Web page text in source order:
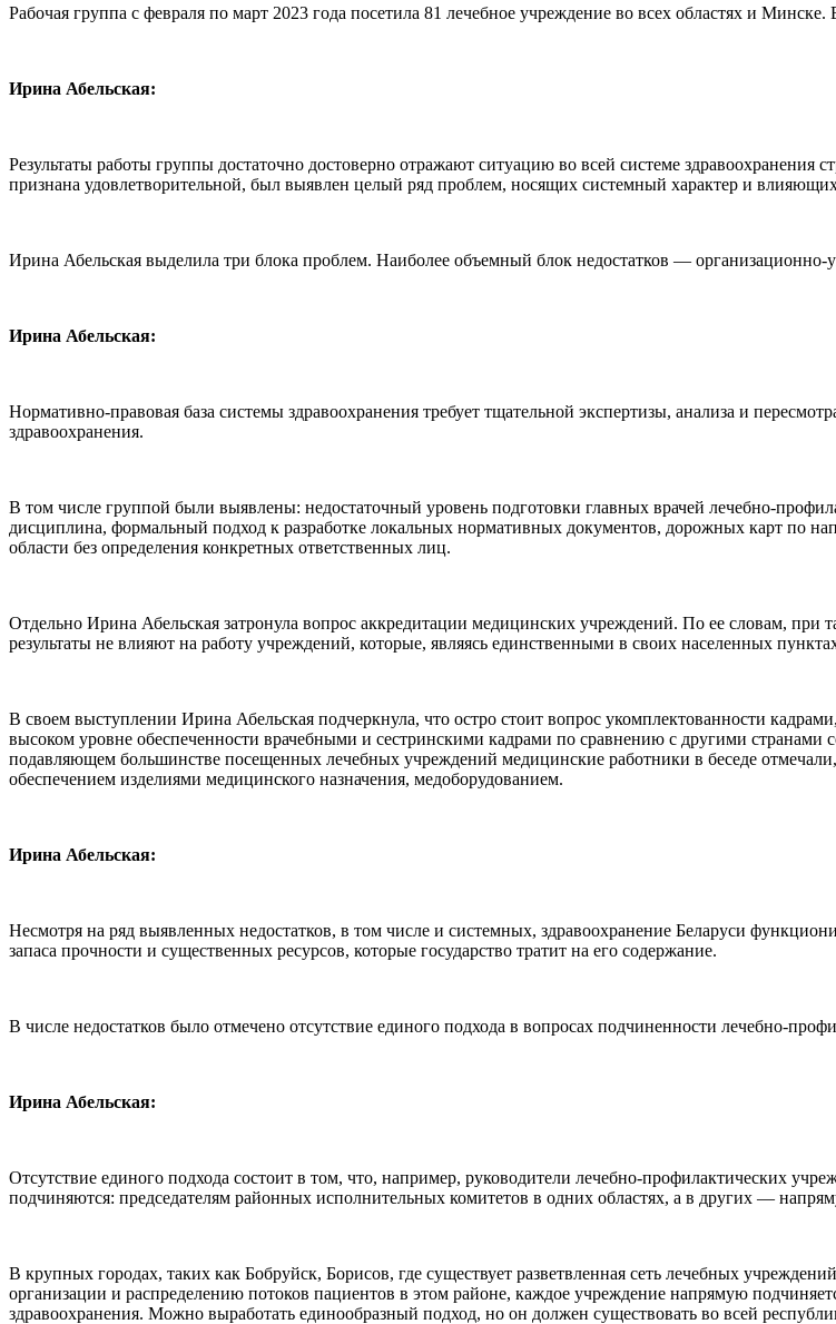
Рабочая группа с февраля по март 2023 года посетила 81 лечебное учреждение во всех областях и
Ирина Абельская:
Результаты работы группы достаточно достоверно отражают ситуацию во всей системе
признана удовлетворительной, был выявлен целый ряд проблем, носящих системный характер и
Ирина Абельская выделила три блока проблем. Наиболее объемный блок недостатков — организационно-
Ирина Абельская:
Нормативно-правовая база системы здравоохранения требует тщательной экспертизы, анализа и
здравоохранения.
В том числе группой были выявлены: недостаточный уровень подготовки главных врачей лечебно-
дисциплина, формальный подход к разработке локальных нормативных документов, дорожных карт по
области без определения конкретных ответственных лиц.
Отдельно Ирина Абельская затронула вопрос аккредитации медицинских учреждений. По ее словам, при
результаты не влияют на работу учреждений, которые, являясь единственными в своих населенных
В своем выступлении Ирина Абельская подчеркнула, что остро стоит вопрос укомплектованности
высоком уровне обеспеченности врачебными и сестринскими кадрами по сравнению с другими
подавляющем большинстве посещенных лечебных учреждений медицинские работники в беседе
обеспечением изделиями медицинского назначения, медоборудованием.
Ирина Абельская:
Несмотря на ряд выявленных недостатков, в том числе и системных, здравоохранение Беларуси
запаса прочности и существенных ресурсов, которые государство тратит на его содержание.
В числе недостатков было отмечено отсутствие единого подхода в вопросах подчиненности лечебно-
Ирина Абельская:
Отсутствие единого подхода состоит в том, что, например, руководители лечебно-профилактических
подчиняются: председателям районных исполнительных комитетов в одних областях, а в других —
В крупных городах, таких как Бобруйск, Борисов, где существует разветвленная сеть лечебных
организации и распределению потоков пациентов в этом районе, каждое учреждение напрямую
здравоохранения. Можно выработать единообразный подход, но он должен существовать во всей